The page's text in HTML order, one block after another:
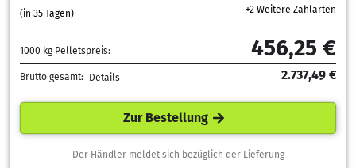
(in 35 Tagen)
+2 Weitere Zahlarten
1000 kg Pelletspreis: 456,25 €
Brutto gesamt: Details 2.737,49 €
Zur Bestellung
Der Händler meldet sich bezüglich der Lieferung